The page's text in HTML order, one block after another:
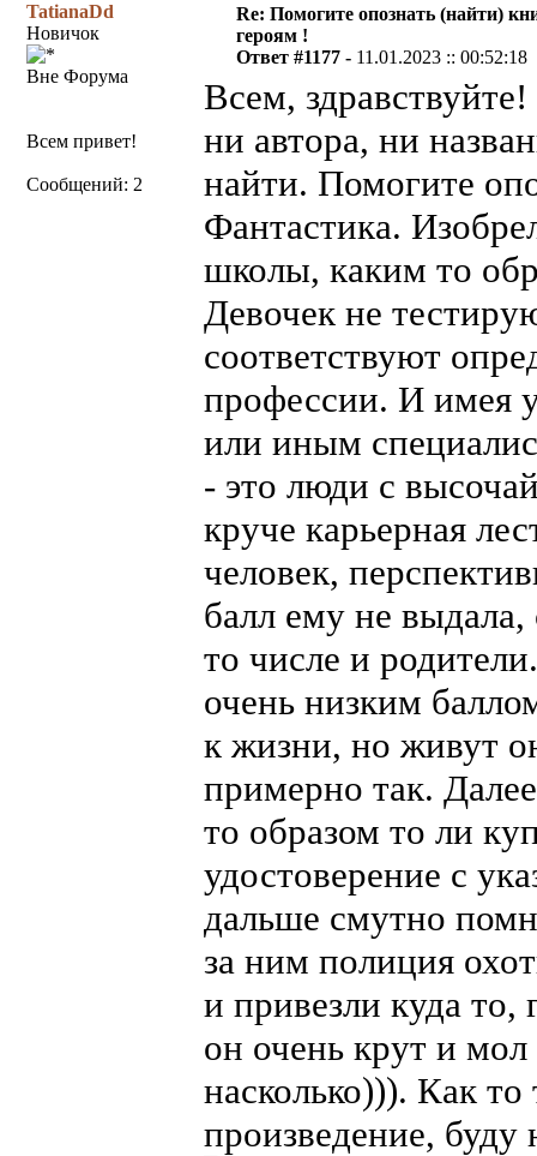
TatianaDd
Новичок
Вне Форума
Всем привет!
Сообщений: 2
Re: Помогите опознать (найти)
героям !
Ответ #1177 - 11.01.2023 :: 00:52:18
Всем,
ни автора, ни
найти. Помогите
Фантастика.
школы, каким то
Девочек не
соответствуют
профессии. И имея
или иным
- это люди с
круче карьерная
человек,
балл ему не
то числе и
очень низким
к жизни, но живут
примерно так.
то образом то ли
удостоверение с
дальше смутно
за ним полиция
и привезли куда то,
он очень крут и
насколько))). Как
произведение, буду